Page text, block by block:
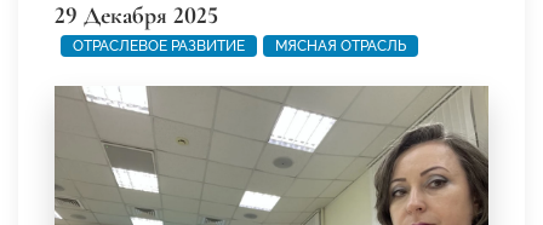
29 Декабря 2025
ОТРАСЛЕВОЕ РАЗВИТИЕ МЯСНАЯ ОТРАСЛЬ